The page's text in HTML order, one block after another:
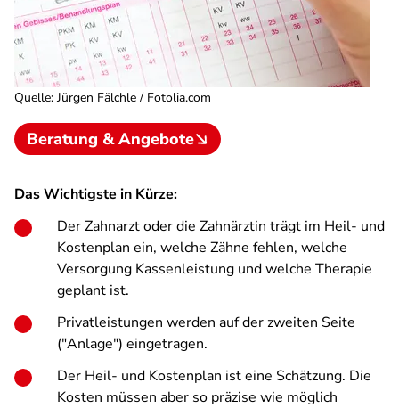
Quelle: Jürgen Fälchle / Fotolia.com
Beratung & Angebote
Das Wichtigste in Kürze:
Der Zahnarzt oder die Zahnärztin trägt im Heil- und
Kostenplan ein, welche Zähne fehlen, welche
Versorgung Kassenleistung und welche Therapie
geplant ist.
Privatleistungen werden auf der zweiten Seite
("Anlage") eingetragen.
Der Heil- und Kostenplan ist eine Schätzung. Die
Kosten müssen aber so präzise wie möglich